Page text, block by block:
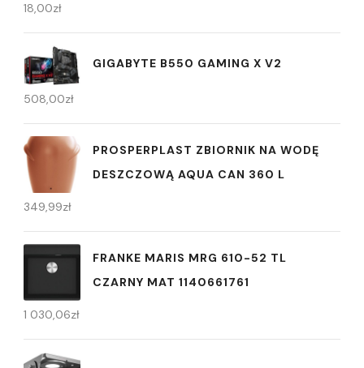
18,00zł
GIGABYTE B550 GAMING X V2
508,00zł
PROSPERPLAST ZBIORNIK NA WODĘ
DESZCZOWĄ AQUA CAN 360 L
349,99zł
FRANKE MARIS MRG 610-52 TL
CZARNY MAT 1140661761
1 030,06zł